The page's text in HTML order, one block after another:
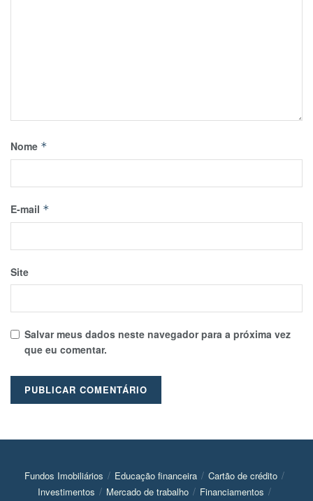
Nome *
E-mail *
Site
Salvar meus dados neste navegador para a próxima vez
que eu comentar.
Fundos Imobiliários Educação financeira
Cartão de crédito
Investimentos
Mercado de trabalho
Financiamentos